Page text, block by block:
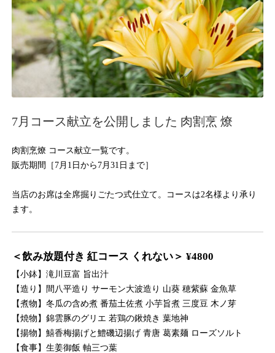
7月コース献立を公開しました 肉割烹 燎
肉割烹燎 コース献立一覧です。
販売期間［7月1日から7月31日まで］
当店のお席は全席掘りごたつ式仕立て。コースは2名様より承り
ます。
＜飲み放題付き 紅コース くれない＞ ¥4800
【小鉢】滝川豆富 旨出汁
【造り】間八平造り サーモン大波造り 山葵 穂紫蘇 金魚草
【煮物】冬瓜の含め煮 番茄土佐煮 小芋旨煮 三度豆 木ノ芽
【焼物】錦雲豚のグリエ 若鶏の鍬焼き 葉地神
【揚物】鱚香梅揚げと鱧磯辺揚げ 青唐 葛素麺 ローズソルト
【食事】生姜御飯 軸三つ葉